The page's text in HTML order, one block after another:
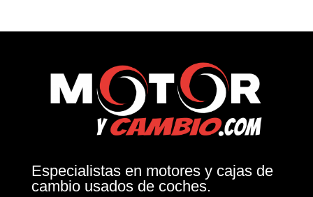
Especialistas en motores y cajas de
cambio usados de coches.